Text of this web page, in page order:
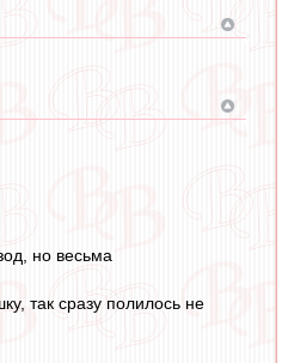
но весьма
так сразу полилось не